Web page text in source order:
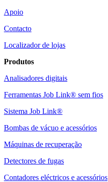
Apoio
Contacto
Localizador de lojas
Produtos
Analisadores digitais
Ferramentas Job Link® sem fios
Sistema Job Link®
Bombas de vácuo e acessórios
Máquinas de recuperação
Detectores de fugas
Contadores eléctricos e acessórios